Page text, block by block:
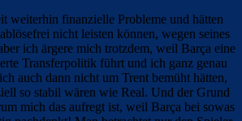
weiterhin finanzielle Probleme und hätten
nicht leisten können, wegen seines
ich ärgere mich trotzdem, weil Barça eine
Transferpolitik führt und ich ganz genau
auch dann nicht um Trent bemüht hätten,
so stabil wären wie Real. Und der Grund
mich das aufregt ist, weil Barça bei sowas